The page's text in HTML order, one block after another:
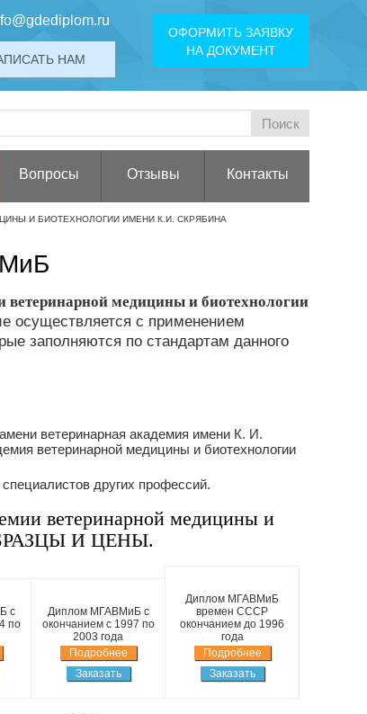
НАМ
ОФОРМИТЬ ЗАЯВКУ
НА ДОКУМЕНТ
Вопросы Отзывы Контакты
И БИОТЕХНОЛОГИИ ИМЕНИ К.И. СКРЯБИНА
ветеринарной медицины и биотехнологии
осуществляется с применением
заполняются по стандартам данного
ветеринарная академия имени К. И.
ветеринарной медицины и биотехнологии
других профессий.
ветеринарной медицины и
И ЦЕНЫ.
с
по
Диплом МГАВМиБ с
окончанием с 1997 по
2003 года
Подробнее
Заказать
Диплом МГАВМиБ
времен СССР
окончанием до 1996
года
Подробнее
Заказать